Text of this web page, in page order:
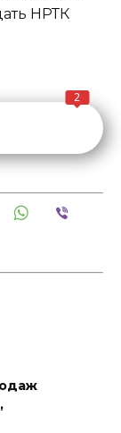
НРТК
2